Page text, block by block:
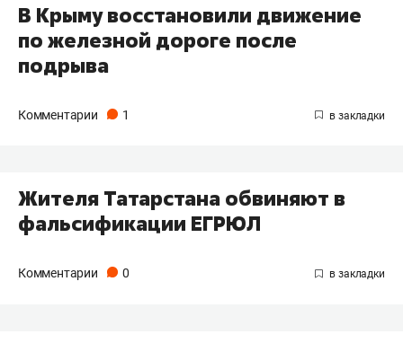
В Крыму восстановили движение
по железной дороге после
подрыва
Комментарии 1
Жителя Татарстана обвиняют в
фальсификации ЕГРЮЛ
Комментарии 0